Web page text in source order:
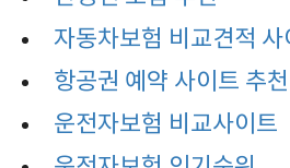
자동차보험 비교견적 사
항공권 예약 사이트 추천
운전자보험 비교사이트